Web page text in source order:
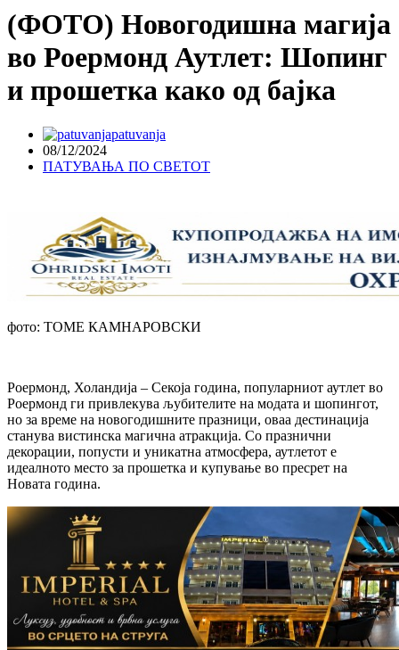
(ФОТО) Новогодишна магија
во Роермонд Аутлет: Шопинг
и прошетка како од бајка
patuvanja
08/12/2024
ПАТУВАЊА ПО СВЕТОТ
фото: ТОМЕ КАМНАРОВСКИ
Роермонд, Холандија – Секоја година, популарниот аутлет во
Роермонд ги привлекува љубителите на модата и шопингот,
но за време на новогодишните празници, оваа дестинација
станува вистинска магична атракција. Со празнични
декорации, попусти и уникатна атмосфера, аутлетот е
идеалното место за прошетка и купување во пресрет на
Новата година.